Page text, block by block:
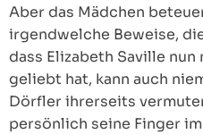
Aber das Mädchen
irgendwelche Beweise,
dass Elizabeth Saville
geliebt hat, kann auch
Dörfler ihrerseits
persönlich seine Finger